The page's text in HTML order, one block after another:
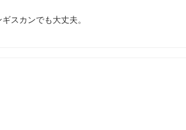
スカンでも大丈夫。